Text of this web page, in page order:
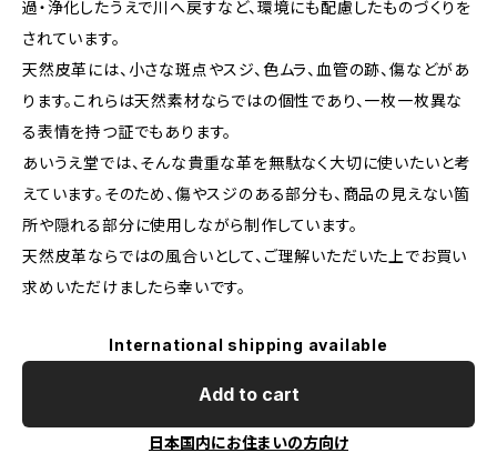
過・浄化したうえで川へ戻すなど、環境にも配慮したものづくりを
されています。
天然皮革には、小さな斑点やスジ、色ムラ、血管の跡、傷などがあ
ります。これらは天然素材ならではの個性であり、一枚一枚異な
る表情を持つ証でもあります。
あいうえ堂では、そんな貴重な革を無駄なく大切に使いたいと考
えています。そのため、傷やスジのある部分も、商品の見えない箇
所や隠れる部分に使用しながら制作しています。
天然皮革ならではの風合いとして、ご理解いただいた上でお買い
求めいただけましたら幸いです。
International shipping available
Add to cart
日本国内にお住まいの方向け